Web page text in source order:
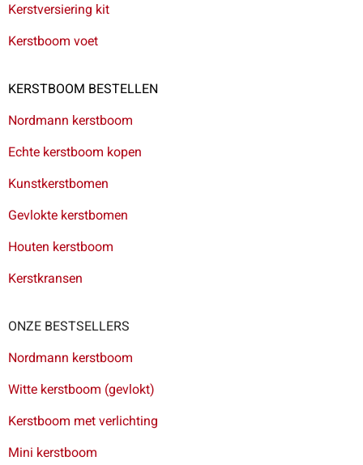
Kerstversiering kit
Kerstboom voet
KERSTBOOM BESTELLEN
Nordmann kerstboom
Echte kerstboom kopen
Kunstkerstbomen
Gevlokte kerstbomen
Houten kerstboom
Kerstkransen
ONZE BESTSELLERS
Nordmann kerstboom
Witte kerstboom (gevlokt)
Kerstboom met verlichting
Mini kerstboom